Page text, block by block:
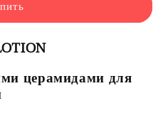
церамидами для